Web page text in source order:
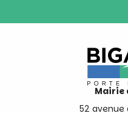
Mairie
52 avenue